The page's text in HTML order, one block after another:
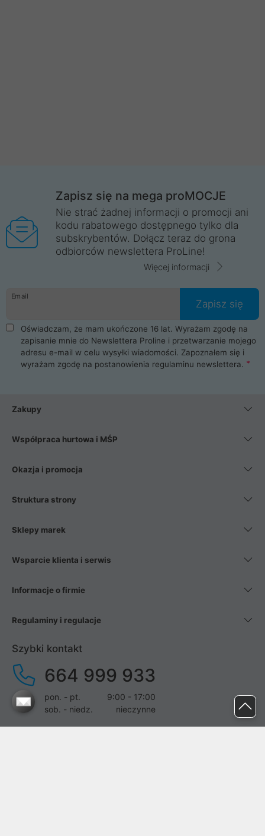
Zapisz się na mega proMOCJE
Nie strać żadnej informacji o promocji ani
kodu rabatowego dostępnego tylko dla
subskrybentów. Dołącz teraz do grona
odbiorców newslettera ProLine!
Więcej informacji
Email
Zapisz się
Oświadczam, że mam ukończone 16 lat. Wyrażam zgodę na
zapisanie mnie do Newslettera Proline i przetwarzanie mojego
adresu e-mail w celu wysyłki wiadomości. Zapoznałem się i
wyrażam zgodę na postanowienia regulaminu newslettera.
Zakupy
Współpraca hurtowa i MŚP
Okazja i promocja
Struktura strony
Sklepy marek
Wsparcie klienta i serwis
Informacje o firmie
Regulaminy i regulacje
Szybki kontakt
664 999 933
pon. - pt.
9:00 - 17:00
sob. - niedz.
nieczynne